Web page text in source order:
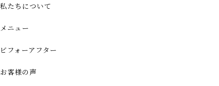
私たちについて
メニュー
ビフォーアフター
お客様の声